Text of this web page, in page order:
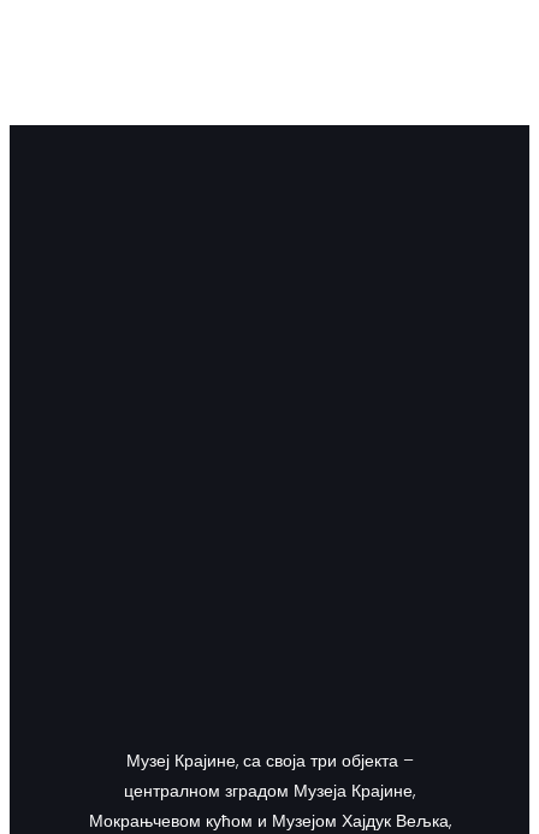
Музеј Крајине, са своја три објекта –
централном зградом Музеја Крајине,
Мокрањчевом кућом и Музејом Хајдук Вељка,